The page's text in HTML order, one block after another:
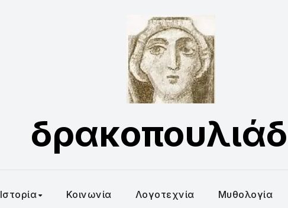
Ιστορία Κοινωνία Λογοτεχνία Μυθολογία